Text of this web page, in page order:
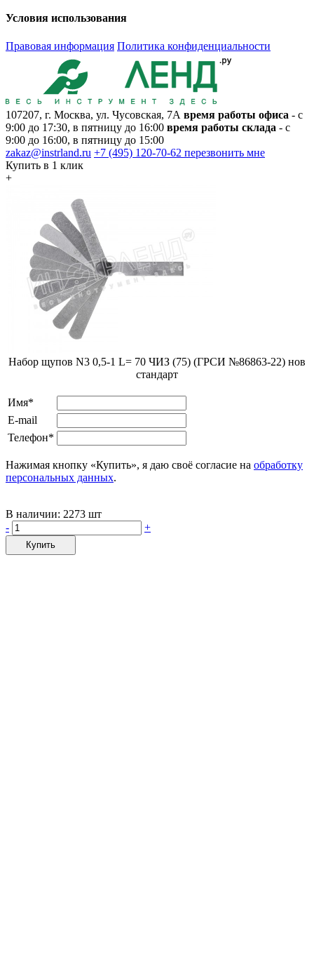
Условия использования
Правовая информация Политика конфиденциальности
107207, г. Москва, ул. Чусовская, 7А время работы офиса - с
9:00 до 17:30, в пятницу до 16:00 время работы склада - с
9:00 до 16:00, в пятницу до 15:00
zakaz@instrland.ru +7 (495) 120-70-62 перезвонить мне
Купить в 1 клик
+
Набор щупов N3 0,5-1 L= 70 ЧИЗ (75) (ГРСИ №86863-22) нов
стандарт
Имя*
E-mail
Телефон*
Нажимая кнопку «Купить», я даю своё согласие на обработку
персональных данных.
В наличии: 2273 шт
-
+
Купить